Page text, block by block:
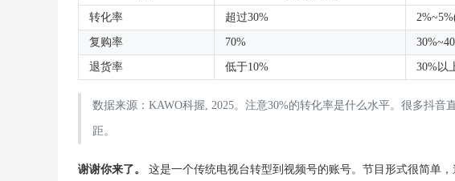
转化率 超过30%
复购率 70%
退货率 低于10% 30%以
数据来源：KAWO科握, 2025。注意30%的转化率是什么水平。很多抖音
距。
谢谢你来了。 这是一个传统电视台转型到视频号的账号。节目形式很简单